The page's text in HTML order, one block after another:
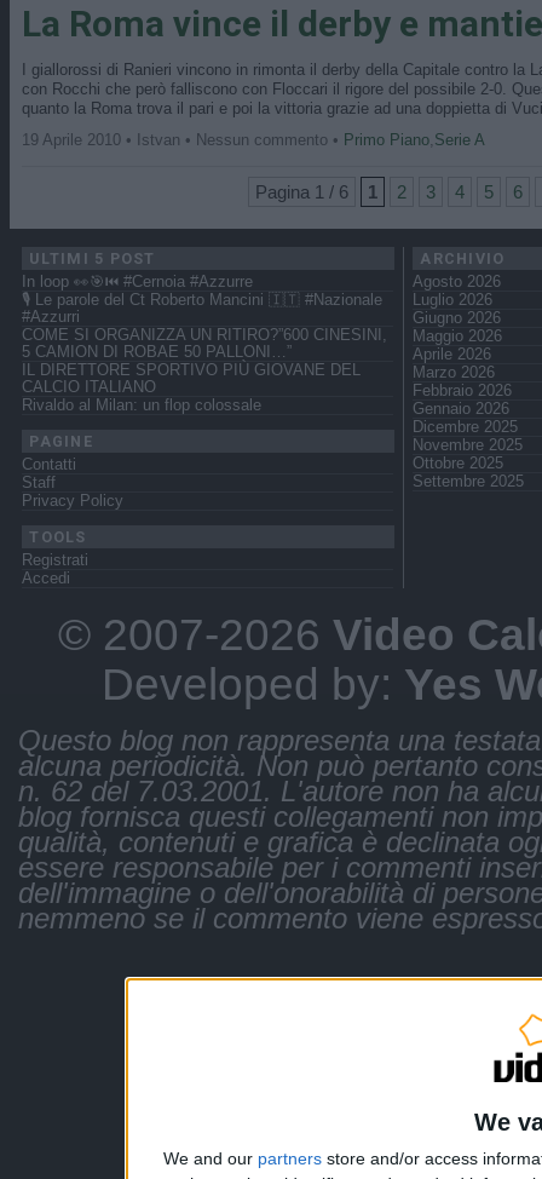
We
We and our partners store and/or access
La Roma vince il derby e
I giallorossi di Ranieri vincono in rimonta il derby della Capitale contro la
con Rocchi che però falliscono con Floccari il rigore del possibile 2-0.
quanto la Roma trova il pari e poi la vittoria grazie ad una doppietta di
19 Aprile 2010 • Istvan • Nessun commento • Primo Piano, Serie A
Pagina 1 / 6 1 2 3 4 5 6
ULTIMI 5 POST
In loop 👀🎯⏮️ #Cernoia #Azzurre
🎙️ Le parole del Ct Roberto Mancini 🇮🇹 #Nazionale
#Azzurri
COME SI ORGANIZZA UN RITIRO?”600 CINESINI,
5 CAMION DI ROBAE 50 PALLONI…”
IL DIRETTORE SPORTIVO PIÙ GIOVANE DEL
CALCIO ITALIANO
Rivaldo al Milan: un flop colossale
PAGINE
Contatti
Staff
Privacy Policy
TOOLS
Registrati
Accedi
ARCHIVIO
Agosto 2026
Luglio 2026
Giugno 2026
Maggio 2026
Aprile 2026
Marzo 2026
Febbraio 2026
Gennaio 2026
Dicembre 2025
Novembre 2025
Ottobre 2025
Settembre 2025
© 2007-2026 Video
Developed by: Yes
Questo blog non rappresenta una
alcuna periodicità. Non può pertanto
n. 62 del 7.03.2001. L'autore non ha
blog fornisca questi collegamenti non
qualità, contenuti e grafica è declinata
essere responsabile per i commenti
dell'immagine o dell'onorabilità di
nemmeno se il commento viene